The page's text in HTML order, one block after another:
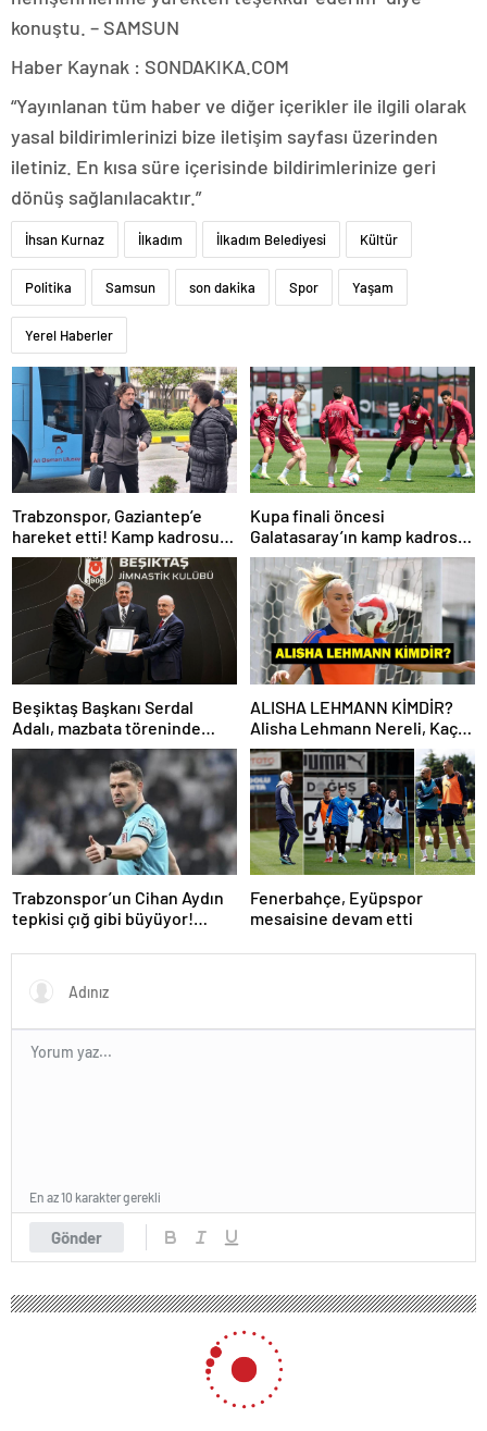
konuştu. – SAMSUN
Haber Kaynak : SONDAKIKA.COM
“Yayınlanan tüm haber ve diğer içerikler ile ilgili olarak
yasal bildirimlerinizi bize iletişim sayfası üzerinden
iletiniz. En kısa süre içerisinde bildirimlerinize geri
dönüş sağlanılacaktır.”
İhsan Kurnaz İlkadım İlkadım Belediyesi Kültür
Politika Samsun son dakika Spor Yaşam
Yerel Haberler
Trabzonspor, Gaziantep’e
hareket etti! Kamp kadrosu
açıklandı…
Kupa finali öncesi
Galatasaray’ın kamp kadrosu
belli oldu!
Beşiktaş Başkanı Serdal
Adalı, mazbata töreninde
konuştu: Gün istikrar
ALISHA LEHMANN KİMDİR?
Alisha Lehmann Nereli, Kaç
Yaşında, Hangi Takımda
Oynuyor?
Trabzonspor’un Cihan Aydın
tepkisi çığ gibi büyüyor!
Fenerbahçe, Eyüpspor
mesaisine devam etti
Gönder
En az 10 karakter gerekli